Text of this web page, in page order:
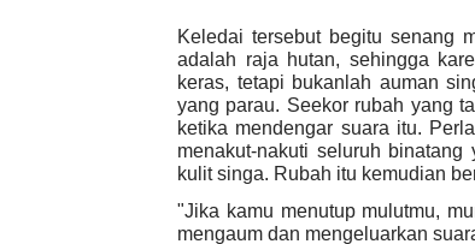
Keledai tersebut begitu senang
adalah raja hutan, sehingga
keras, tetapi bukanlah auman
yang parau. Seekor rubah yang
ketika mendengar suara itu.
menakut-nakuti seluruh
kulit singa. Rubah itu kemudian
"Jika kamu menutup mulutmu,
mengaum dan mengeluarkan